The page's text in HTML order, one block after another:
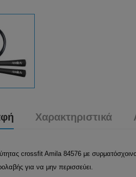
Χαρακτηριστικά
crossfit Amila 84576 με
για να μην περισσεύει.